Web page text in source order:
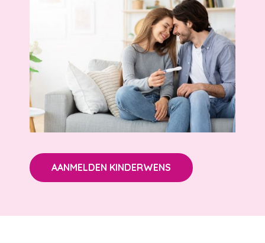
AANMELDEN KINDERWENS